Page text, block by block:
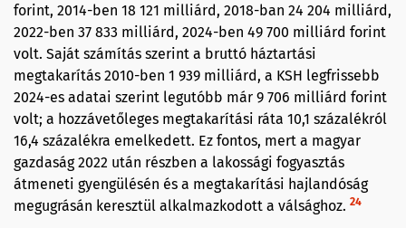
forint, 2014-ben 18 121 milliárd, 2018-ban 24 204 milliárd,
2022-ben 37 833 milliárd, 2024-ben 49 700 milliárd forint
volt. Saját számítás szerint a bruttó háztartási
megtakarítás 2010-ben 1 939 milliárd, a KSH legfrissebb
2024-es adatai szerint legutóbb már 9 706 milliárd forint
volt; a hozzávetőleges megtakarítási ráta 10,1 százalékról
16,4 százalékra emelkedett. Ez fontos, mert a magyar
gazdaság 2022 után részben a lakossági fogyasztás
átmeneti gyengülésén és a megtakarítási hajlandóság
megugrásán keresztül alkalmazkodott a válsághoz. 24